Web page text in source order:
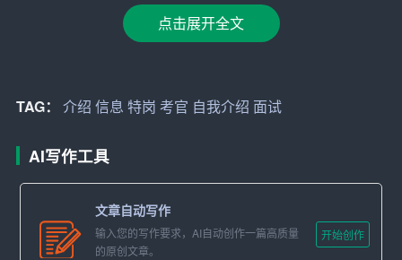
3. 工作经历：简要介绍自己的工作经历，包括实习、兼职
4. 求职意向：阐述自己为何选择特岗教师这一岗位，以及
三、自我介绍技巧
点击展开全文
TAG： 介绍 信息 特岗 考官 自我介绍 面试
AI写作工具
文章自动写作
输入您的写作要求，AI自动创作一篇高质量
的原创文章。
开始创作